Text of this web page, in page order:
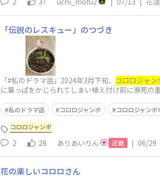
「伝説のレスキュー」のつづき
「#私のドラマ話」2024年3月下旬、 コロロジャン
に葉っぱをかじられてしまい植え付け前に瀕死の
私のドラマ話 コロロジャンボ コロロジャンボ
コロロジャンボ
2 28 ありあいりん 近畿 | 06/29
花の楽しいコロロさん